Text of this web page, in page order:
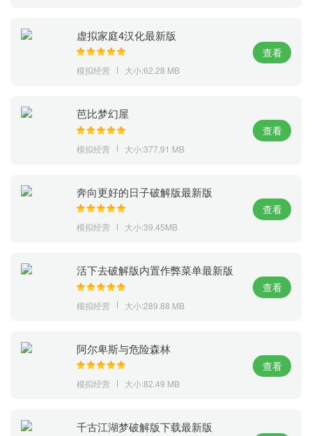
虚拟家庭4汉化最新版
模拟经营 大小:62.28 MB
查看
芭比梦幻屋
模拟经营 大小:377.91 MB
查看
奔向更好的日子破解版最新版
模拟经营 大小:39.45MB
查看
活下去破解版内置作弊菜单最新版
模拟经营 大小:289.88 MB
查看
阿尔卑斯与危险森林
模拟经营 大小:82.49 MB
查看
千古江湖梦破解版下载最新版